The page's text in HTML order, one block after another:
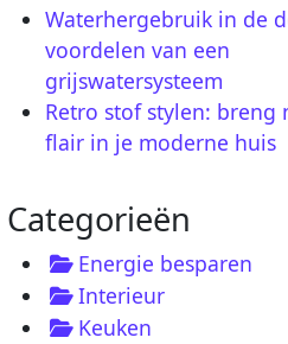
Waterhergebruik in de
voordelen van een
grijswatersysteem
Retro stof stylen: breng
flair in je moderne huis
Categorieën
Energie besparen
Interieur
Keuken